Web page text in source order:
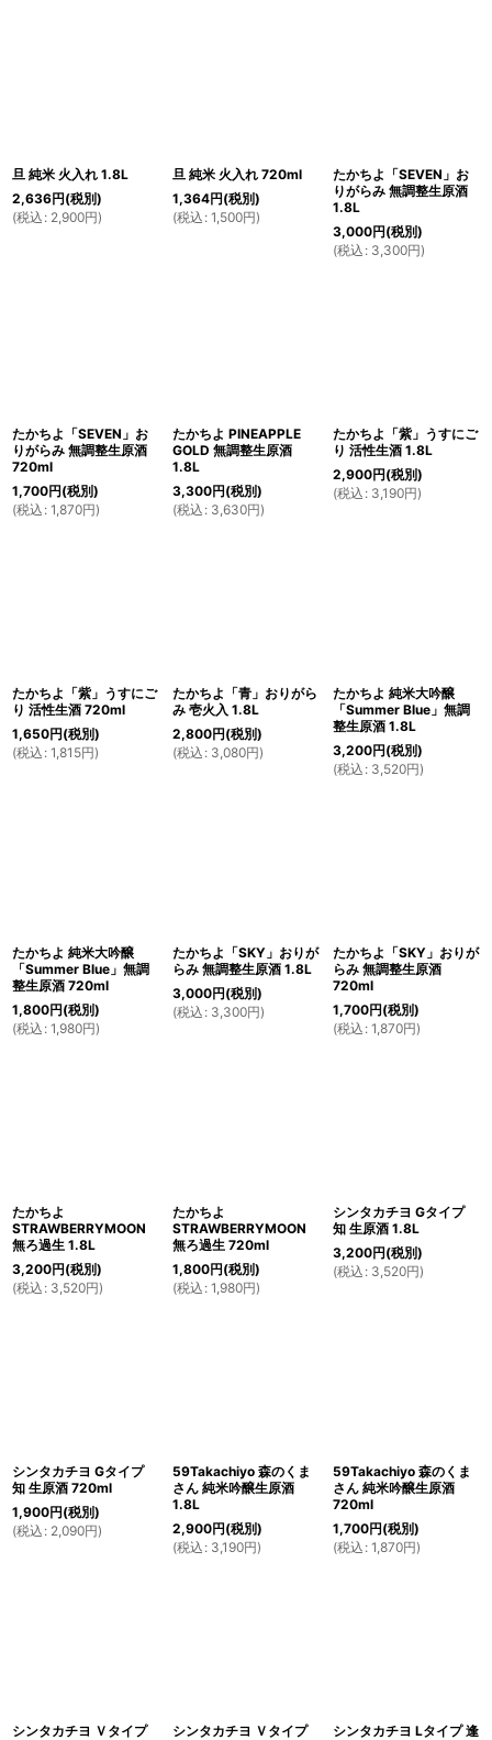
旦 純米 火入れ 1.8L
2,636円(税別)
(税込 : 2,900円)
旦 純米 火入れ 720ml
1,364円(税別)
(税込 : 1,500円)
たかちよ「SEVEN」お
りがらみ 無調整生原酒
1.8L
3,000円(税別)
(税込 : 3,300円)
たかちよ「SEVEN」お
りがらみ 無調整生原酒
720ml
1,700円(税別)
(税込 : 1,870円)
たかちよ PINEAPPLE
GOLD 無調整生原酒
1.8L
3,300円(税別)
(税込 : 3,630円)
たかちよ「紫」うすにご
り 活性生酒 1.8L
2,900円(税別)
(税込 : 3,190円)
たかちよ「紫」うすにご
り 活性生酒 720ml
1,650円(税別)
(税込 : 1,815円)
たかちよ「青」おりがら
み 壱火入 1.8L
2,800円(税別)
(税込 : 3,080円)
たかちよ 純米大吟醸
「Summer Blue」無調
整生原酒 1.8L
3,200円(税別)
(税込 : 3,520円)
たかちよ 純米大吟醸
「Summer Blue」無調
整生原酒 720ml
1,800円(税別)
(税込 : 1,980円)
たかちよ「SKY」おりが
らみ 無調整生原酒 1.8L
3,000円(税別)
(税込 : 3,300円)
たかちよ「SKY」おりが
らみ 無調整生原酒
720ml
1,700円(税別)
(税込 : 1,870円)
たかちよ
STRAWBERRYMOON
無ろ過生 1.8L
3,200円(税別)
(税込 : 3,520円)
たかちよ
STRAWBERRYMOON
無ろ過生 720ml
1,800円(税別)
(税込 : 1,980円)
シンタカチヨ Gタイプ
知 生原酒 1.8L
3,200円(税別)
(税込 : 3,520円)
シンタカチヨ Gタイプ
知 生原酒 720ml
1,900円(税別)
(税込 : 2,090円)
59Takachiyo 森のくま
さん 純米吟醸生原酒
1.8L
2,900円(税別)
(税込 : 3,190円)
59Takachiyo 森のくま
さん 純米吟醸生原酒
720ml
1,700円(税別)
(税込 : 1,870円)
シンタカチヨ Ｖタイプ
シンタカチヨ Ｖタイプ
シンタカチヨ Lタイプ 逢